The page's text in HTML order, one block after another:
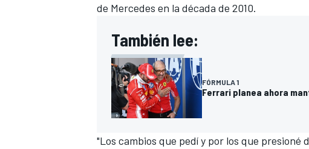
de Mercedes en la década de 2010.
También lee:
FÓRMULA 1
Ferrari planea ahora
"Los cambios que pedí y por los que